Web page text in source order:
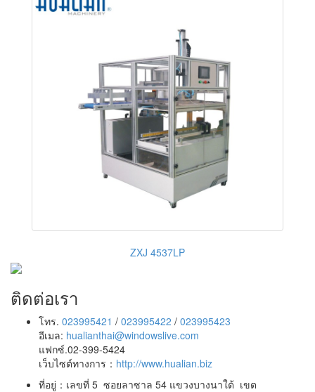
ZXJ 4537LP
ติดต่อเรา
โทร. 023995421 / 023995422 / 023995423
อีเมล: hualianthai@windowslive.com
แฟกซ์.02-399-5424
เว็บไซต์ทางการ： http://www.hualian.biz
ที่อยู่：เลขที่ 5 ซอยลาซาล 54 แขวงบางนาใต้ เขต